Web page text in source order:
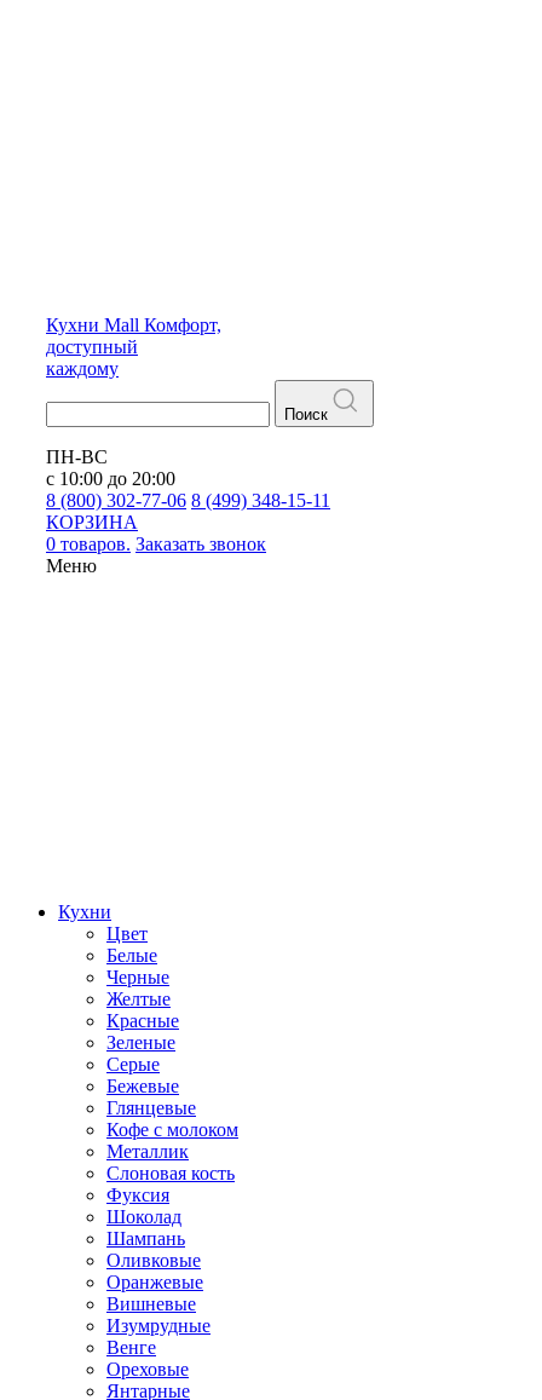
Кухни Mall Комфорт,
доступный
каждому
Поиск
ПН-ВС
с 10:00 до 20:00
8 (800) 302-77-06 8 (499) 348-15-11
КОРЗИНА
0 товаров. Заказать звонок
Меню
Кухни
Цвет
Белые
Черные
Желтые
Красные
Зеленые
Серые
Бежевые
Глянцевые
Кофе с молоком
Металлик
Слоновая кость
Фуксия
Шоколад
Шампань
Оливковые
Оранжевые
Вишневые
Изумрудные
Венге
Ореховые
Янтарные